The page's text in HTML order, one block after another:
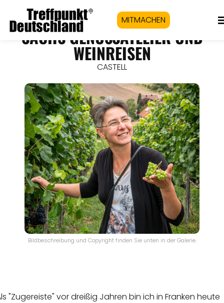
MITMACHEN
SACHS GENUSSATELIER UND
WEINREISEN
CASTELL
Bildbeschreibung und Copyright finden Sie unten in der Galerie.
"Zugereiste" vor dreißig Jahren bin ich in Franken heute